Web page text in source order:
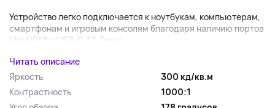
Устройство легко подключается к ноутбукам, компьютерам,
смартфонам и игровым консолям благодаря наличию портов
Mini HDMI и USB-C 3.1. Такая...
Читать описание
Яркость
300 кд/кв.м
Контрастность
1000:1